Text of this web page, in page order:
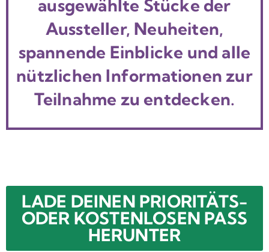
ausgewählte Stücke der
Aussteller, Neuheiten,
spannende Einblicke und alle
nützlichen Informationen zur
Teilnahme zu entdecken.
LADE DEINEN PRIORITÄTS-
ODER KOSTENLOSEN PASS
HERUNTER